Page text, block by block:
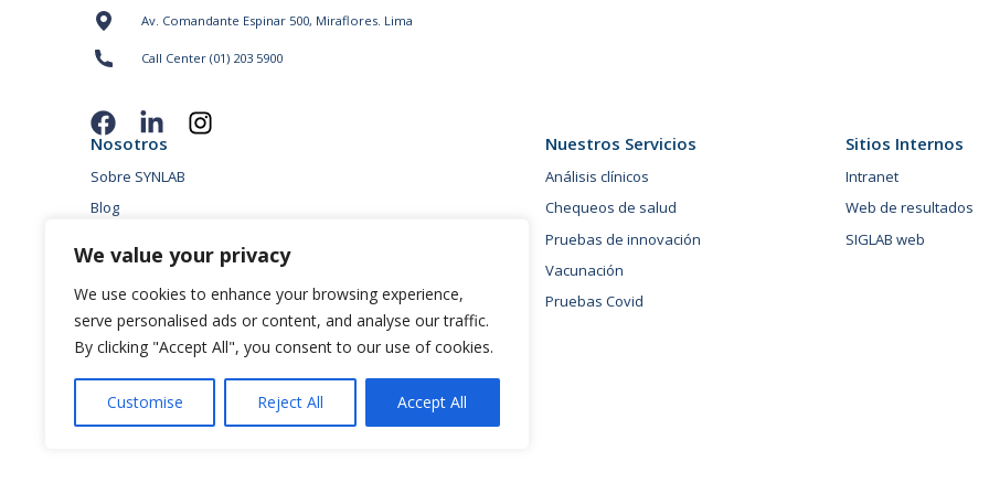
We value your privacy
We use cookies to enhance your browsing experience,
serve personalised ads or content, and analyse our traffic.
By clicking "Accept All", you consent to our use of cookies.
Customise Reject All Accept All
Av. Comandante Espinar 500, Miraflores. Lima
Call Center (01) 203 5900
Nosotros
Sobre SYNLAB
Blog
Conversemos
Políticas “Pagos sin Intereses”
Condiciones promoción para mayores de 65 años
Términos y Condiciones de Campañas
Políticas de privacidad
Política de cookies
Nuestros Servicios
Análisis clínicos
Chequeos de salud
Pruebas de innovación
Vacunación
Pruebas Covid
Sitios Internos
Intranet
Web de resultados
SIGLAB web